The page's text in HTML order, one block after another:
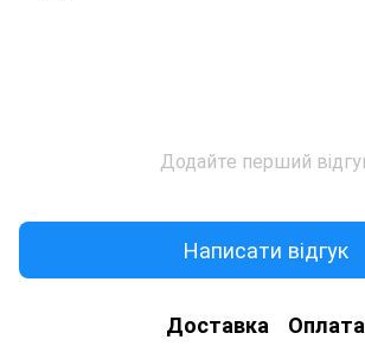
Додайте перший
Написати відгук
Доставка Оплата